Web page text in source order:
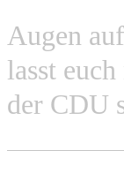
Augen
lasst
der CDU